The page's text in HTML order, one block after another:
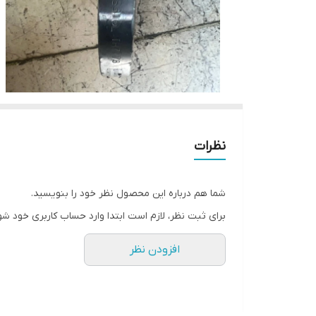
نظرات
شما هم درباره این محصول نظر خود را بنویسید.
برای ثبت نظر، لازم است ابتدا وارد حساب کاربری خود
افزودن نظر